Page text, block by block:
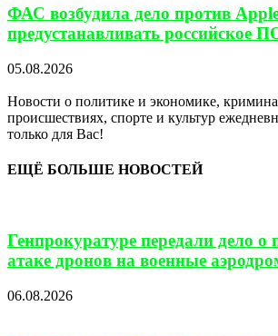
ФАС возбудила дело против Apple
предустанавливать российское
05.08.2026
Новости о политике и экономике,
происшествиях, спорте и культур
только для Вас!
ЕЩЁ БОЛЬШЕ НОВОСТЕЙ
Генпрокуратуре передали дело о
атаке дронов на военные
06.08.2026